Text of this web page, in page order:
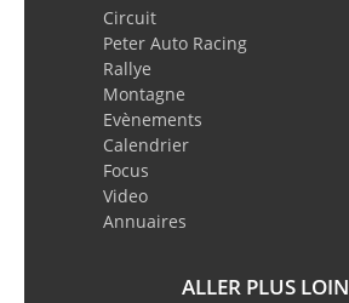
Circuit
Peter Auto Racing
Rallye
Montagne
Evènements
Calendrier
Focus
Video
Annuaires
ALLER PLUS LOIN